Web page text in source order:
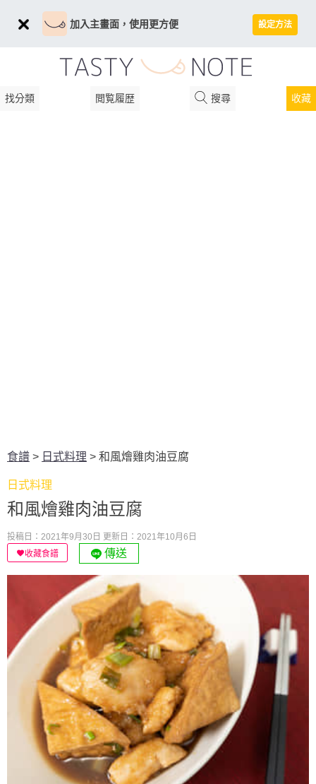
加入主畫面，使用更方便 設定方法
找分類 閲覧履歴 搜尋 收藏
食譜 > 日式料理 > 和風燴雞肉油豆腐
日式料理
和風燴雞肉油豆腐
投稿日：2021年9月30日 更新日：2021年10月6日
收藏食譜
傳送